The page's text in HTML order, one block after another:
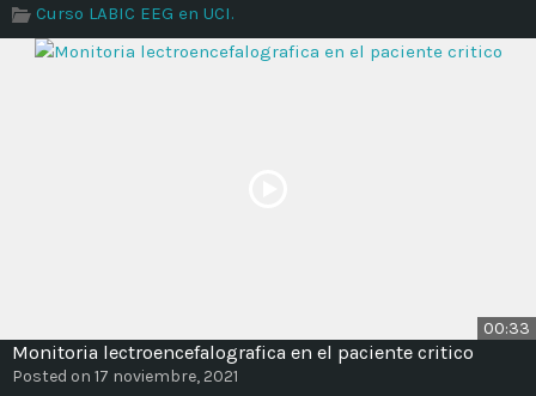
Curso LABIC EEG en UCI.
00:33
Monitoria lectroencefalografica en el paciente critico
Posted on 17 noviembre, 2021